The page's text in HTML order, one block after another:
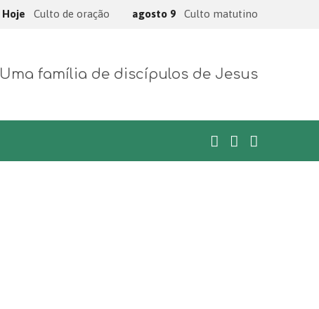
Hoje Culto de oração agosto 9 Culto matutino
Uma família de discípulos de Jesus